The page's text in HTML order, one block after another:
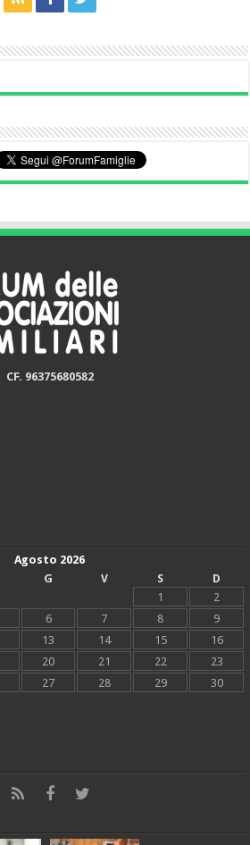
CF. 96375680582
Agosto 2026
G V S
D
1
2
6 7 8
9
13 14 15
16
20 21 22
23
27 28 29
30